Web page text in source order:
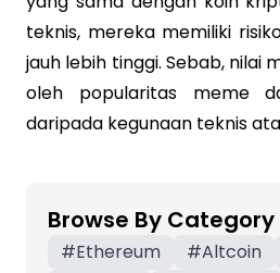
teknis, mereka memiliki
jauh lebih tinggi. Sebab, nilai
oleh popularitas meme
daripada kegunaan teknis
Browse By Category
#Ethereum #Altcoin